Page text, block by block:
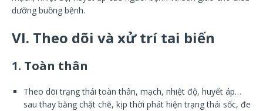
dưỡng buồng bệnh.
VI. Theo dõi và xử trí tai biến
1. Toàn thân
Theo dõi trạng thái toàn thân, mạch, nhiệt độ, huyết áp…
sau thay băng chặt chẽ, kịp thời phát hiện trạng thái sốc, đe